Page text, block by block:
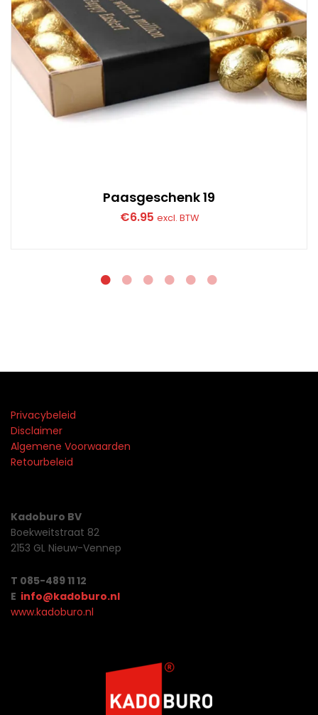
Paasgeschenk 19
€6.95 excl. BTW
Privacybeleid
Disclaimer
Algemene Voorwaarden
Retourbeleid
Kadoburo BV
Boekweitstraat 82
2153 GL Nieuw-Vennep
T 085-489 11 12
E info@kadoburo.nl
www.kadoburo.nl